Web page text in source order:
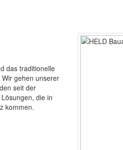
das traditionelle
gehen unserer
seit der
die in
kommen.